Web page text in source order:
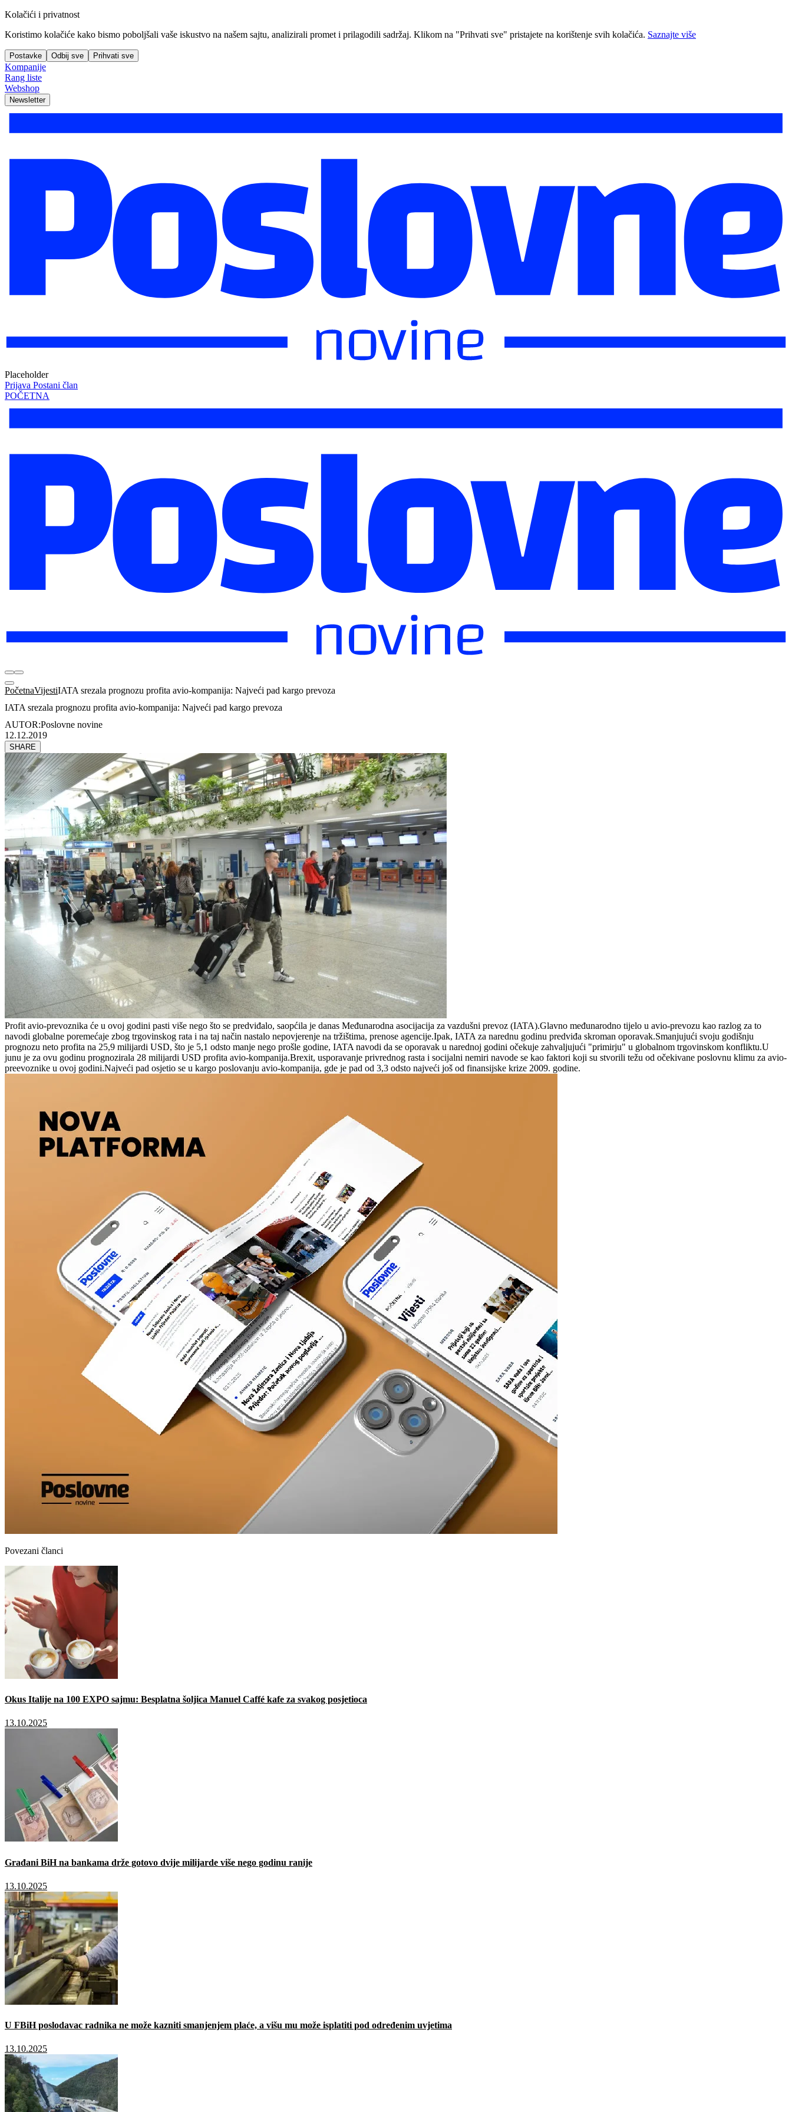
Kolačići i privatnost
Koristimo kolačiće kako bismo poboljšali vaše iskustvo na našem sajtu, analizirali promet i prilagodili sadržaj. Klikom na "Prihvati sve" pristajete na korištenje svih kolačića. Saznajte više
Postavke Odbij sve Prihvati sve
Kompanije
Rang liste
Webshop
Newsletter
Placeholder
Prijava Postani član
POČETNA
PočetnaVijestiIATA srezala prognozu profita avio-kompanija: Najveći pad kargo prevoza
IATA srezala prognozu profita avio-kompanija: Najveći pad kargo prevoza
AUTOR:Poslovne novine
12.12.2019
SHARE
Profit avio-prevoznika će u ovoj godini pasti više nego što se predviđalo, saopćila je danas Međunarodna asocijacija za vazdušni prevoz (IATA).Glavno međunarodno tijelo u avio-prevozu kao razlog za to
navodi globalne poremećaje zbog trgovinskog rata i na taj način nastalo nepovjerenje na tržištima, prenose agencije.Ipak, IATA za narednu godinu predviđa skroman oporavak.Smanjujući svoju godišnju
prognozu neto profita na 25,9 milijardi USD, što je 5,1 odsto manje nego prošle godine, IATA navodi da se oporavak u narednoj godini očekuje zahvaljujući "primirju" u globalnom trgovinskom konfliktu.U
junu je za ovu godinu prognozirala 28 milijardi USD profita avio-kompanija.Brexit, usporavanje privrednog rasta i socijalni nemiri navode se kao faktori koji su stvorili težu od očekivane poslovnu klimu za avio-
preevoznike u ovoj godini.Najveći pad osjetio se u kargo poslovanju avio-kompanija, gde je pad od 3,3 odsto najveći još od finansijske krize 2009. godine.
Povezani članci
Okus Italije na 100 EXPO sajmu: Besplatna šoljica Manuel Caffé kafe za svakog posjetioca
13.10.2025
Građani BiH na bankama drže gotovo dvije milijarde više nego godinu ranije
13.10.2025
U FBiH poslodavac radnika ne može kazniti smanjenjem plaće, a višu mu može isplatiti pod određenim uvjetima
13.10.2025